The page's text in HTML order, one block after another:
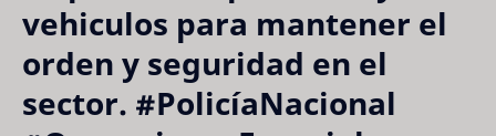
vehiculos para mantener el
orden y seguridad en el
sector. #PolicíaNacional